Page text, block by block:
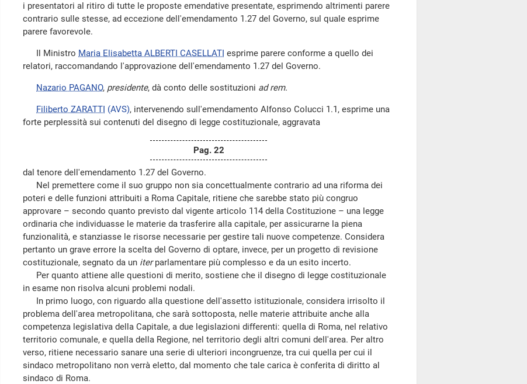
i presentatori al ritiro di tutte le proposte emendative presentate, esprimendo altrimenti parere
contrario sulle stesse, ad eccezione dell'emendamento 1.27 del Governo, sul quale esprime
parere favorevole.
Il Ministro Maria Elisabetta ALBERTI CASELLATI esprime parere conforme a quello dei
relatori, raccomandando l'approvazione dell'emendamento 1.27 del Governo.
Nazario PAGANO, presidente, dà conto delle sostituzioni ad rem.
Filiberto ZARATTI (AVS), intervenendo sull'emendamento Alfonso Colucci 1.1, esprime una
forte perplessità sui contenuti del disegno di legge costituzionale, aggravata
Pag. 22
dal tenore dell'emendamento 1.27 del Governo.
Nel premettere come il suo gruppo non sia concettualmente contrario ad una riforma dei
poteri e delle funzioni attribuiti a Roma Capitale, ritiene che sarebbe stato più congruo
approvare – secondo quanto previsto dal vigente articolo 114 della Costituzione – una legge
ordinaria che individuasse le materie da trasferire alla capitale, per assicurarne la piena
funzionalità, e stanziasse le risorse necessarie per gestire tali nuove competenze. Considera
pertanto un grave errore la scelta del Governo di optare, invece, per un progetto di revisione
costituzionale, segnato da un iterparlamentare più complesso e da un esito incerto.
Per quanto attiene alle questioni di merito, sostiene che il disegno di legge costituzionale
in esame non risolva alcuni problemi nodali.
In primo luogo, con riguardo alla questione dell'assetto istituzionale, considera irrisolto il
problema dell'area metropolitana, che sarà sottoposta, nelle materie attribuite anche alla
competenza legislativa della Capitale, a due legislazioni differenti: quella di Roma, nel relativo
territorio comunale, e quella della Regione, nel territorio degli altri comuni dell'area. Per altro
verso, ritiene necessario sanare una serie di ulteriori incongruenze, tra cui quella per cui il
sindaco metropolitano non verrà eletto, dal momento che tale carica è conferita di diritto al
sindaco di Roma.